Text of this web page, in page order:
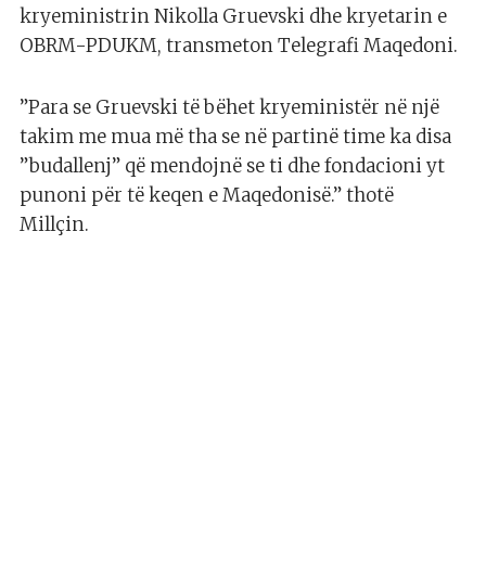
kryeministrin Nikolla Gruevski dhe kryetarin e
OBRM-PDUKM, transmeton Telegrafi Maqedoni.
”Para se Gruevski të bëhet kryeministër në një
takim me mua më tha se në partinë time ka disa
”budallenj” që mendojnë se ti dhe fondacioni yt
punoni për të keqen e Maqedonisë.” thotë
Millçin.